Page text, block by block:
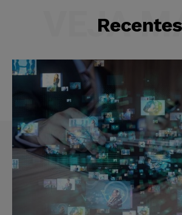
Recentes
VEJA